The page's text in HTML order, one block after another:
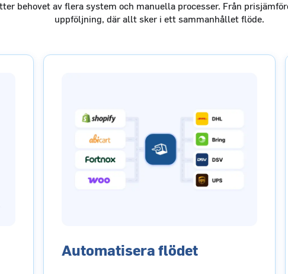
behovet av flera system och manuella processer. Från
uppföljning, där allt sker i ett sammanhållet flöde.
Automatisera flödet